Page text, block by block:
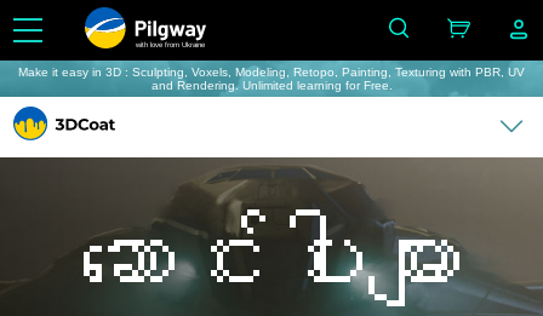
with love from Ukraine
Make it easy in 3D : Sculpting, Voxels, Modeling, Retopo, Painting, Texturing with PBR, UV
and Rendering. Unlimited learning for Free.
ဆောင်းပါးများ